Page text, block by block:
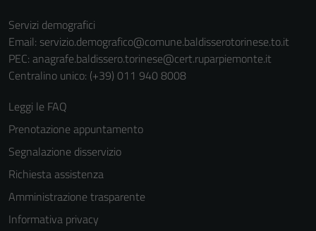
Servizi demografici
Email: servizio.demografico@comune.baldisserotorinese.to.it
PEC: anagrafe.baldissero.torinese@cert.ruparpiemonte.it
Centralino unico: (+39) 011 940 8008
Leggi le FAQ
Prenotazione appuntamento
Segnalazione disservizio
Richiesta assistenza
Amministrazione trasparente
Informativa privacy
Tecnici
Questi cookie